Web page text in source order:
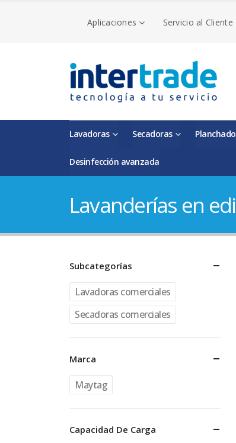
Aplicaciones Servicio al Cliente
Lavadoras Secadoras Planchado
Desinfección avanzada
Lavanderías en
Subcategorías
Lavadoras comerciales
Secadoras comerciales
Marca
Maytag
Capacidad De Carga